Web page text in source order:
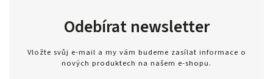
Odebírat newsletter
Vložte svůj e-mail a my vám budeme zasílat informace o
nových produktech na našem e-shopu.